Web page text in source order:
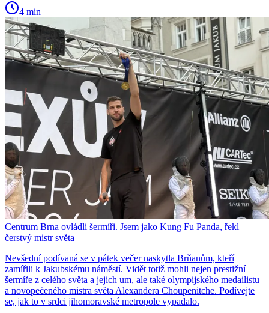
4 min
Centrum Brna ovládli šermíři. Jsem jako Kung Fu Panda, řekl
čerstvý mistr světa
Nevšední podívaná se v pátek večer naskytla Brňanům, kteří
zamířili k Jakubskému náměstí. Vidět totiž mohli nejen prestižní
šermíře z celého světa a jejich um, ale také olympijského medailistu
a novopečeného mistra světa Alexandera Choupenitche. Podívejte
se, jak to v srdci jihomoravské metropole vypadalo.